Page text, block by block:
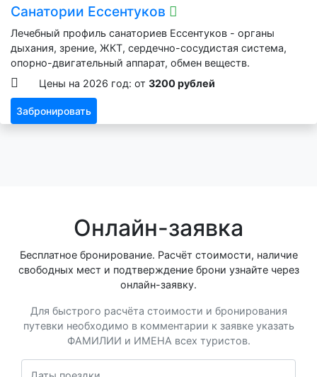
Санатории Ессентуков
Лечебный профиль санаториев Ессентуков - органы
дыхания, зрение, ЖКТ, сердечно-сосудистая система,
опорно-двигательный аппарат, обмен веществ.
Цены на 2026 год: от 3200 рублей
Забронировать
Онлайн-заявка
Бесплатное бронирование. Расчёт стоимости, наличие
свободных мест и подтверждение брони узнайте через
онлайн-заявку.
Для быстрого расчёта стоимости и бронирования
путевки необходимо в комментарии к заявке указать
ФАМИЛИИ и ИМЕНА всех туристов.